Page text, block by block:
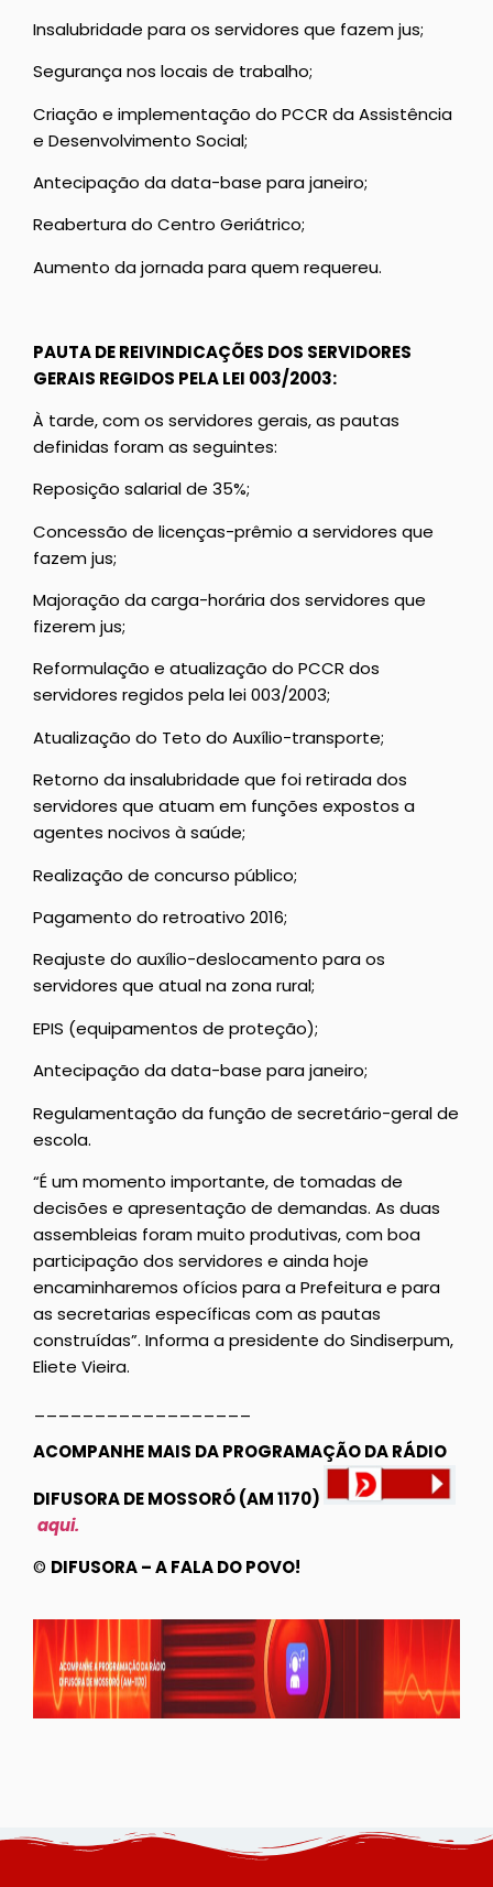
Insalubridade para os servidores que fazem jus;
Segurança nos locais de trabalho;
Criação e implementação do PCCR da Assistência
e Desenvolvimento Social;
Antecipação da data-base para janeiro;
Reabertura do Centro Geriátrico;
Aumento da jornada para quem requereu.
PAUTA DE REIVINDICAÇÕES DOS SERVIDORES
GERAIS REGIDOS PELA LEI 003/2003:
À tarde, com os servidores gerais, as pautas
definidas foram as seguintes:
Reposição salarial de 35%;
Concessão de licenças-prêmio a servidores que
fazem jus;
Majoração da carga-horária dos servidores que
fizerem jus;
Reformulação e atualização do PCCR dos
servidores regidos pela lei 003/2003;
Atualização do Teto do Auxílio-transporte;
Retorno da insalubridade que foi retirada dos
servidores que atuam em funções expostos a
agentes nocivos à saúde;
Realização de concurso público;
Pagamento do retroativo 2016;
Reajuste do auxílio-deslocamento para os
servidores que atual na zona rural;
EPIS (equipamentos de proteção);
Antecipação da data-base para janeiro;
Regulamentação da função de secretário-geral de
escola.
“É um momento importante, de tomadas de
decisões e apresentação de demandas. As duas
assembleias foram muito produtivas, com boa
participação dos servidores e ainda hoje
encaminharemos ofícios para a Prefeitura e para
as secretarias específicas com as pautas
construídas”. Informa a presidente do Sindiserpum,
Eliete Vieira.
ACOMPANHE MAIS DA PROGRAMAÇÃO DA RÁDIO
DIFUSORA DE MOSSORÓ (AM 1170)
aqui.
© DIFUSORA – A FALA DO POVO!